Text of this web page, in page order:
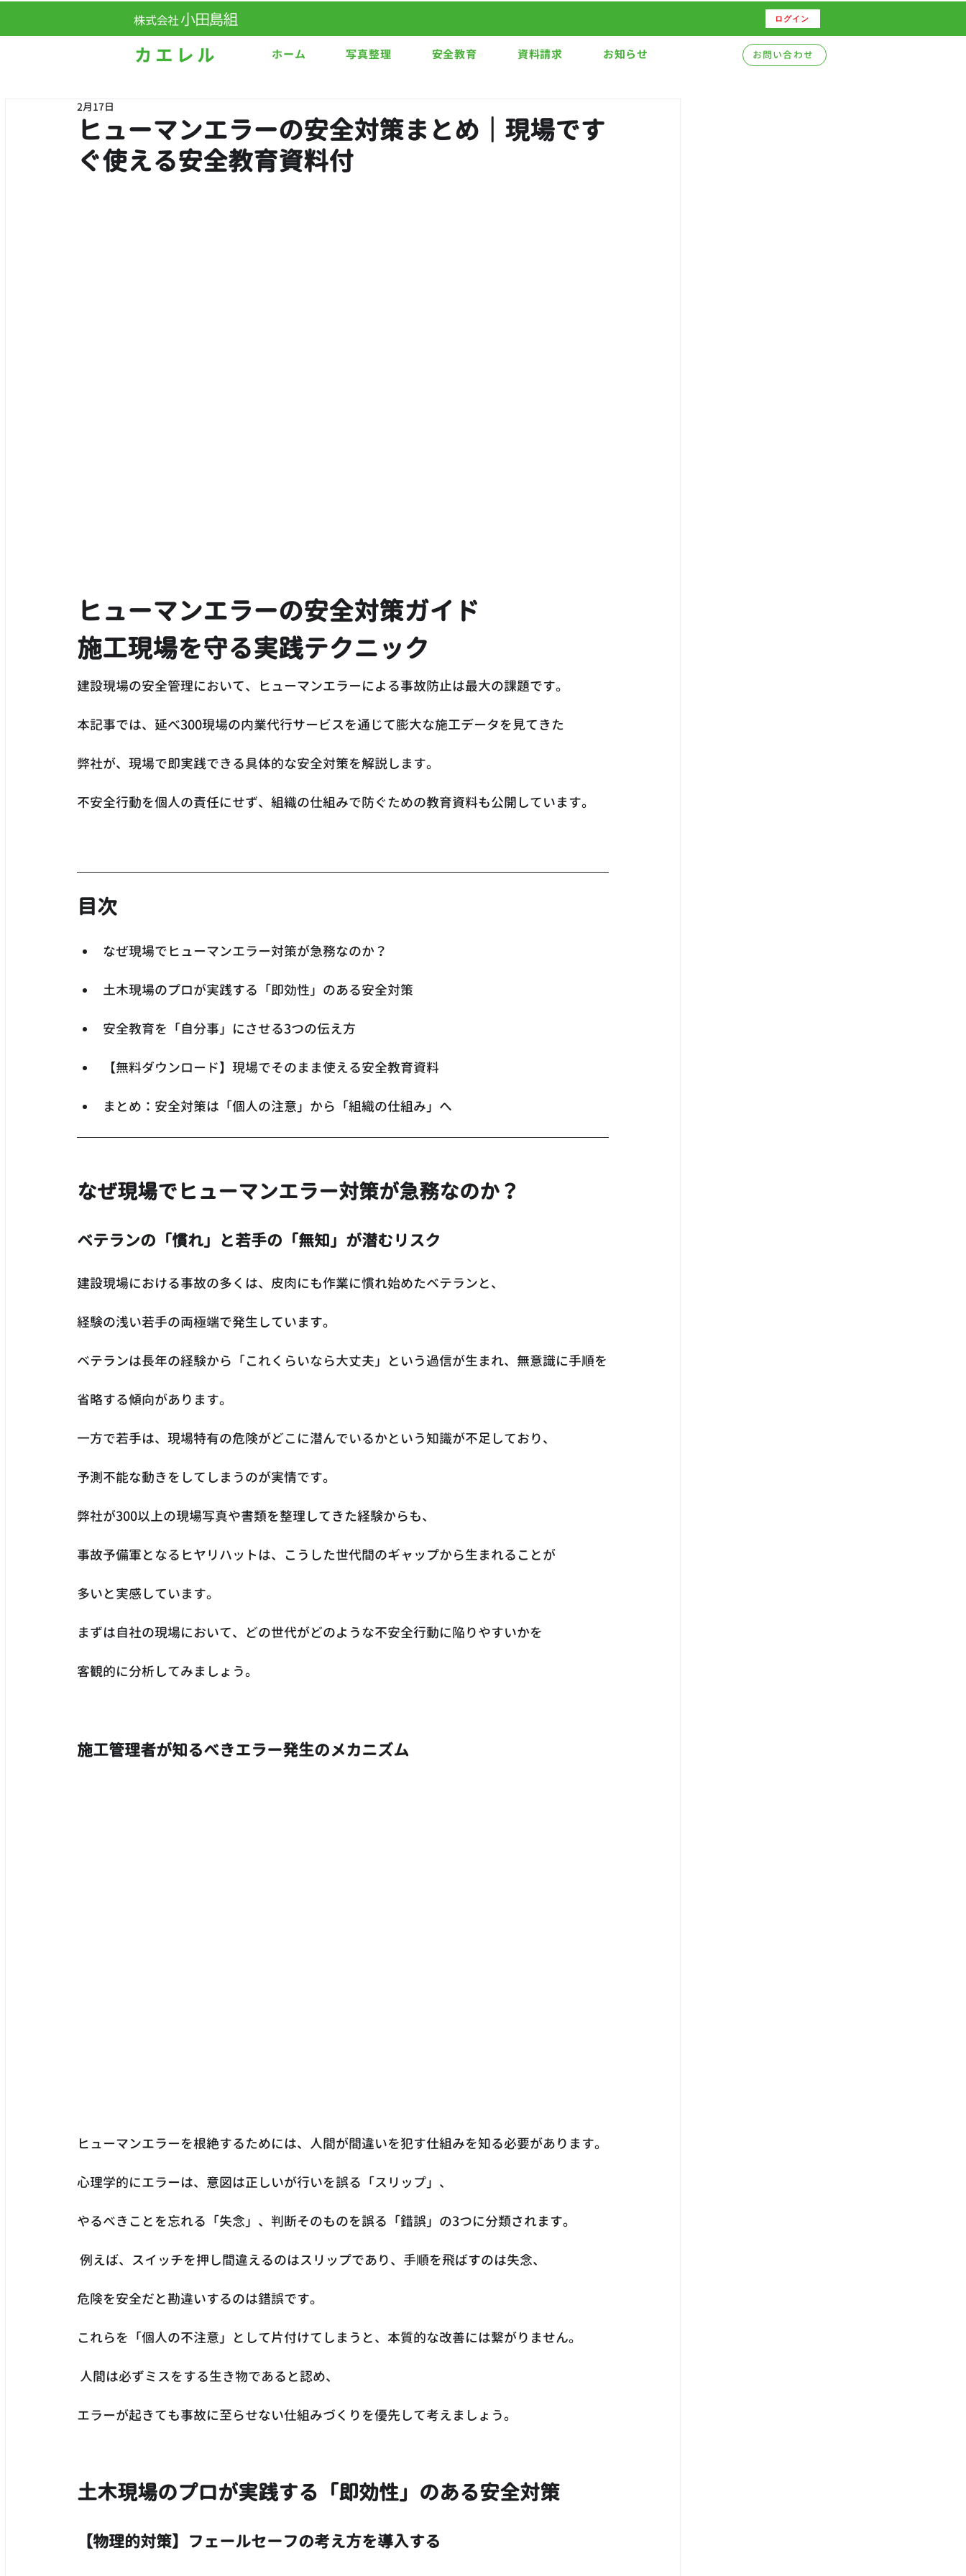
ログイン
ホーム 写真整理 安全教育 資料請求 お知らせ お問い合わせ
ヒューマンエラーの安全対策まとめ｜現場です
ぐ使える安全教育資料付
2月17日
ヒューマンエラーの安全対策ガイド
施工現場を守る実践テクニック
建設現場の安全管理において、ヒューマンエラーによる事故防止は最大の課題です。
本記事では、延べ300現場の内業代行サービスを通じて膨大な施工データを見てきた
弊社が、現場で即実践できる具体的な安全対策を解説します。
不安全行動を個人の責任にせず、組織の仕組みで防ぐための教育資料も公開しています。
目次
なぜ現場でヒューマンエラー対策が急務なのか？
土木現場のプロが実践する「即効性」のある安全対策
安全教育を「自分事」にさせる3つの伝え方
【無料ダウンロード】現場でそのまま使える安全教育資料
まとめ：安全対策は「個人の注意」から「組織の仕組み」へ
なぜ現場でヒューマンエラー対策が急務なのか？
ベテランの「慣れ」と若手の「無知」が潜むリスク
建設現場における事故の多くは、皮肉にも作業に慣れ始めたベテランと、
経験の浅い若手の両極端で発生しています。
ベテランは長年の経験から「これくらいなら大丈夫」という過信が生まれ、無意識に手順を
省略する傾向があります。
一方で若手は、現場特有の危険がどこに潜んでいるかという知識が不足しており、
予測不能な動きをしてしまうのが実情です。
弊社が300以上の現場写真や書類を整理してきた経験からも、
事故予備軍となるヒヤリハットは、こうした世代間のギャップから生まれることが
多いと実感しています。
まずは自社の現場において、どの世代がどのような不安全行動に陥りやすいかを
客観的に分析してみましょう。
施工管理者が知るべきエラー発生のメカニズム
ヒューマンエラーを根絶するためには、人間が間違いを犯す仕組みを知る必要があります。
心理学的にエラーは、意図は正しいが行いを誤る「スリップ」、
やるべきことを忘れる「失念」、判断そのものを誤る「錯誤」の3つに分類されます。
例えば、スイッチを押し間違えるのはスリップであり、手順を飛ばすのは失念、
危険を安全だと勘違いするのは錯誤です。
これらを「個人の不注意」として片付けてしまうと、本質的な改善には繋がりません。
人間は必ずミスをする生き物であると認め、
エラーが起きても事故に至らせない仕組みづくりを優先して考えましょう。
土木現場のプロが実践する「即効性」のある安全対策
【物理的対策】フェールセーフの考え方を導入する